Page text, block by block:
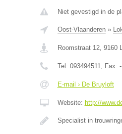
Niet gevestigd in de
Oost-Vlaanderen»
Roomstraat 12, 9160
Tel: 093494511, Fax: -
E-mail › De Bruyloft
Website: http://
Specialist in